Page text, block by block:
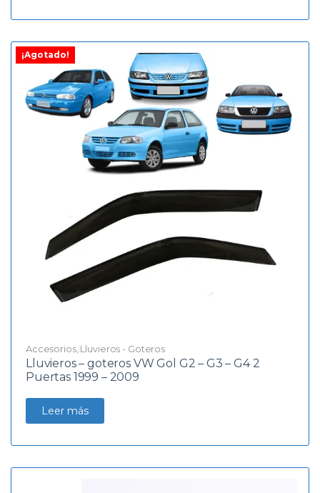
¡Agotado!
Accesorios, Lluvieros - Goteros
Lluvieros – goteros VW Gol G2 – G3 – G4 2
Puertas 1999 – 2009
Leer más